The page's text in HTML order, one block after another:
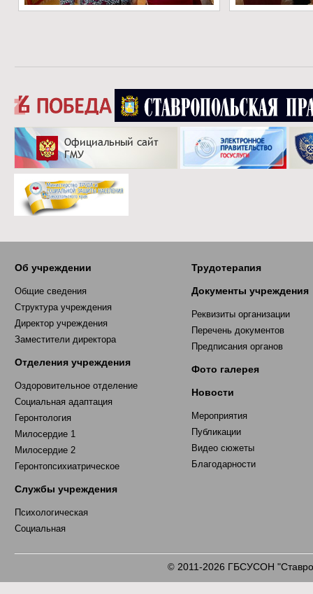
Об учреждении
Общие сведения
Структура учреждения
Директор учреждения
Заместители директора
Отделения учреждения
Оздоровительное отделение
Социальная адаптация
Геронтология
Милосердие 1
Милосердие 2
Геронтопсихиатрическое
Службы учреждения
Психологическая
Социальная
Трудотерапия
Документы учреждения
Реквизиты организации
Перечень документов
Предписания органов
Фото галерея
Новости
Мероприятия
Публикации
Видео сюжеты
Благодарности
©2011-2026 ГБСУСОН